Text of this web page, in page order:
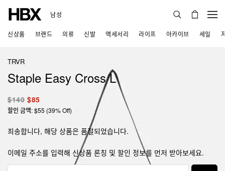
남성
신상품 브랜드 의류 신발 액세서리 라이프 아카이브 세일
TRVR
Staple Easy Cross L
$140 $85
할인 금액: $55 (39% Off)
죄송합니다, 해당 상품은 품절되었습니다.
이메일 주소를 입력해 신상품 론칭 및 할인 정보를 먼저 받아보세요.